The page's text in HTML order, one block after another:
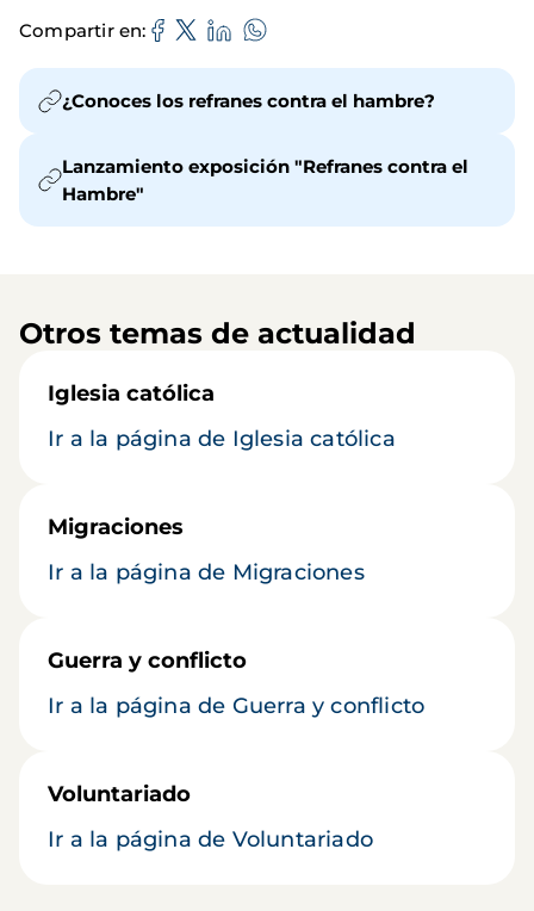
Compartir en
¿Conoces los refranes contra el hambre?
Lanzamiento exposición "Refranes contra el
Hambre"
Otros temas de actualidad
Iglesia católica
Ir a la página de Iglesia católica
Migraciones
Ir a la página de Migraciones
Guerra y conflicto
Ir a la página de Guerra y conflicto
Voluntariado
Ir a la página de Voluntariado